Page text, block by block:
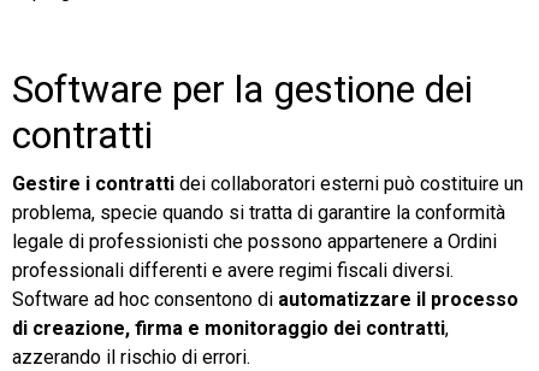
Software per la gestione dei
contratti
Gestire i contratti dei collaboratori esterni può costituire un
problema, specie quando si tratta di garantire la conformità
legale di professionisti che possono appartenere a Ordini
professionali differenti e avere regimi fiscali diversi.
Software ad hoc consentono di automatizzare il processo
di creazione, firma e monitoraggio dei contratti,
azzerando il rischio di errori.